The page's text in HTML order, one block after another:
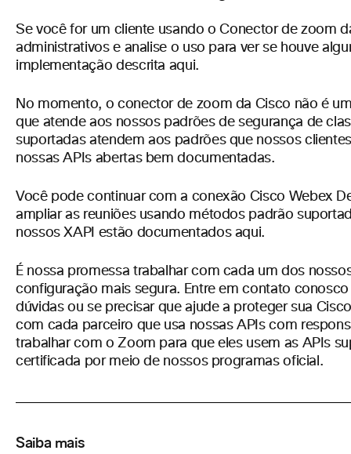
Se você for um cliente usando o Conector de zoom
administrativos e analise o uso para ver se houve
implementação descrita aqui.
No momento, o conector de zoom da Cisco não é
que atende aos nossos padrões de segurança de
suportadas atendem aos padrões que nossos
nossas APIs abertas bem documentadas.
Você pode continuar com a conexão Cisco Webex
ampliar as reuniões usando métodos padrão
nossos XAPI estão documentados aqui.
É nossa promessa trabalhar com cada um dos
configuração mais segura. Entre em contato
dúvidas ou se precisar que ajude a protegersua
com cada parceiro que usa nossas APIs com
trabalhar com o Zoom para que eles usem as APIs
certificada por meio de nossos programas oficial.
Saiba mais